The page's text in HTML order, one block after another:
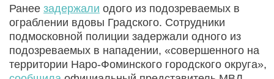
Ранее задержали одого из подозреваемых в
ограблении вдовы Градского. Сотрудники
подмосковной полиции задержали одного из
подозреваемых в нападении, «совершенного на
территории Наро-Фоминского городского округа»,